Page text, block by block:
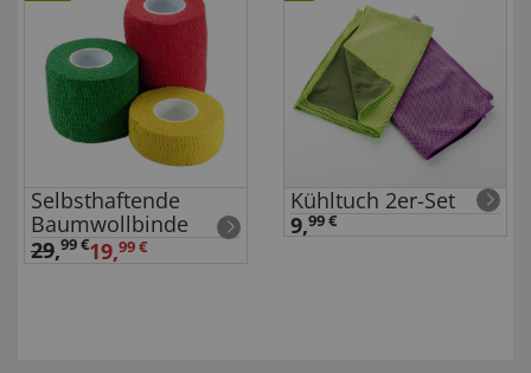
Selbsthaftende
Baumwollbinde
29,99 €19,99 €
Kühltuch 2er-Set
9,99 €